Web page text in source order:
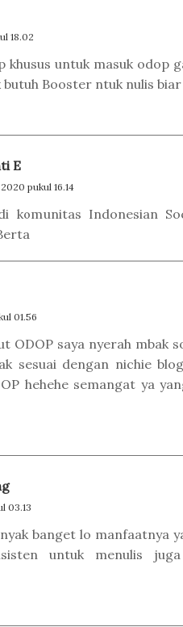
18.02
khusus untuk masuk odop
butuh Booster ntuk nulis
E
pukul 16.14
komunitas Indonesian
01.56
ODOP saya nyerah mbak
sesuai dengan nichie
hehehe semangat ya
03.13
banget lo manfaatnya
untuk menulis